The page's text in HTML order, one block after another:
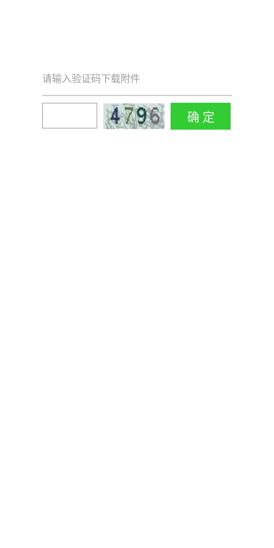
请输入验证码下载附件